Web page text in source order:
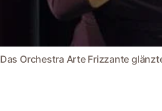
Das Orchestra Arte Frizzante